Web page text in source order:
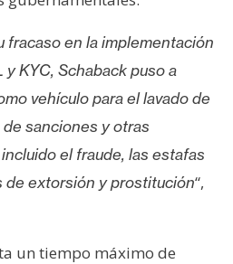
fracaso en la implementación
KYC, Schaback puso a
vehículo para el lavado de
sanciones y otras
el fraude, las estafas
de extorsión y prostitución“,
un tiempo máximo de